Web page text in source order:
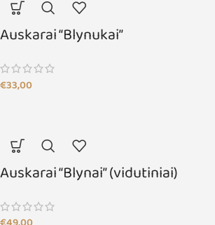
Auskarai “Blynukai”
€33,00
Auskarai “Blynai” (vidutiniai)